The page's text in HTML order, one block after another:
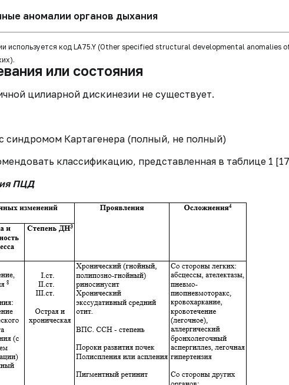
аномалии органов дыхания
используется код LA75.Y (Other specified structural developmental anomalies
или состояния
цилиарной дискинезии не существует.
синдромом Картагенера (полный, не полный)
классификацию, представленная в таблице 1
ПЦД